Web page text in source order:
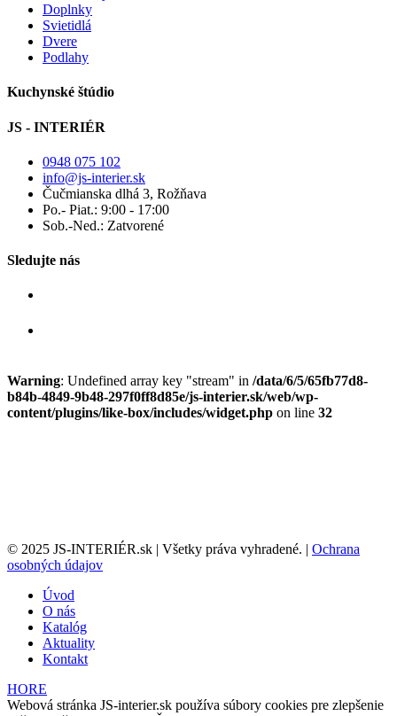
Doplnky
Svietidlá
Dvere
Podlahy
Kuchynské štúdio
JS - INTERIÉR
0948 075 102
info@js-interier.sk
Čučmianska dlhá 3, Rožňava
Po.- Piat.: 9:00 - 17:00
Sob.-Ned.: Zatvorené
Sledujte nás
Warning: Undefined array key "stream" in /data/6/5/65fb77d8-
b84b-4849-9b48-297f0ff8d85e/js-interier.sk/web/wp-
content/plugins/like-box/includes/widget.php on line 32
© 2025 JS-INTERIÉR.sk | Všetky práva vyhradené. | Ochrana
osobných údajov
Úvod
O nás
Katalóg
Aktuality
Kontakt
HORE
Webová stránka JS-interier.sk používa súbory cookies pre zlepšenie